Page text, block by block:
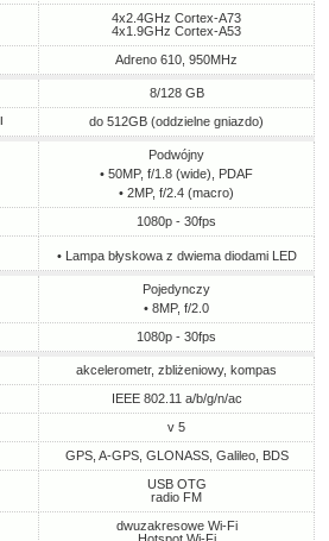
4x2.4GHz Cortex-A73
4x1.9GHz Cortex-A53
Adreno 610, 950MHz
8/128 GB
do 512GB (oddzielne gniazdo)
Podwójny
• 50MP, f/1.8 (wide), PDAF
• 2MP, f/2.4 (macro)
1080p - 30fps
• Lampa błyskowa z dwiema diodami LED
Pojedynczy
• 8MP, f/2.0
1080p - 30fps
akcelerometr, zbliżeniowy, kompas
IEEE 802.11 a/b/g/n/ac
v 5
GPS, A-GPS, GLONASS, Galileo, BDS
USB OTG
radio FM
dwuzakresowe Wi-Fi